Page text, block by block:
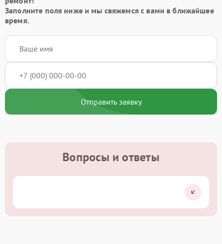
Заполните поля ниже и мы свяжемся с вами в ближайшее
время.
Отправить заявку
Вопросы и ответы